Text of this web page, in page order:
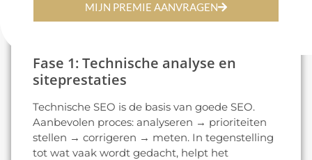
2. De essentiële stappen van een
Fase 1: Technische analyse en
siteprestaties
Technische SEO is de basis van goede SEO.
Aanbevolen proces: analyseren → prioriteiten
stellen → corrigeren → meten. In tegenstelling
tot wat vaak wordt gedacht, helpt het
MIJN PREMIE AANVRAGEN